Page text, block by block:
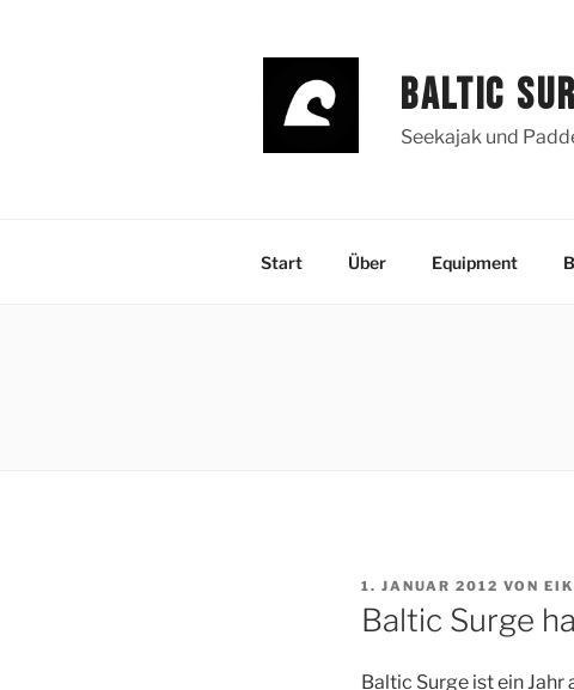
BALTIC
Seekajak und
Start Über Equipment
VERÖFFENTLICHT
AM
1. JANUAR 2012 VON
Baltic Surge
Baltic Surge ist ein Jahr